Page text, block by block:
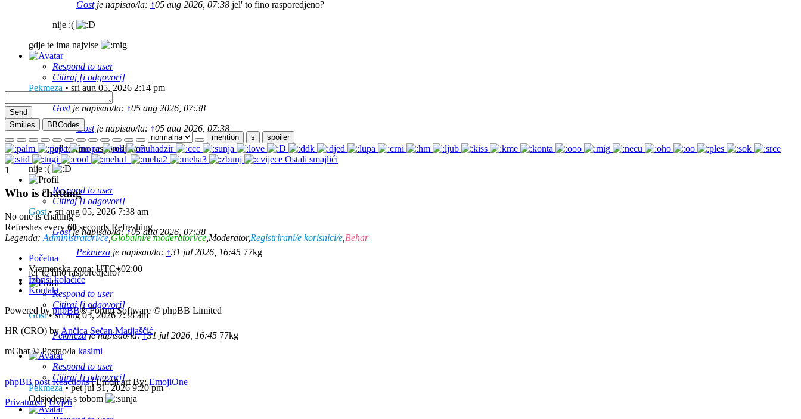
Gostje napisao/la: ↑05 aug 2026, 07:38 jel' to fino rasporedjeno?
nije :(
gdje te ima najvise
Respond to user
Citiraj [i odgovori]
Pekmeza • sri aug 05, 2026 2:14 pm
Gostje napisao/la: ↑05 aug 2026, 07:38
Gostje napisao/la: ↑05 aug 2026, 07:38
jel' to fino rasporedjeno?
nije :(
Respond to user
Citiraj [i odgovori]
Gost• sri aug 05, 2026 7:38 am
Gostje napisao/la:↑05 aug 2026, 07:38
Pekmeza je napisao/la: ↑31 jul 2026, 16:45 77kg
jel' to fino rasporedjeno?
Respond to user
Citiraj [i odgovori]
Gost•sri aug 05, 2026 7:38 am
Pekmezaje napisao/la:↑31 jul 2026, 16:45 77kg
Respond to user
Citiraj [i odgovori]
Pekmeza•pet jul 31, 2026 9:20 pm
Odsjedenja s tobom
Send
Smilies
BBCodes
mention
s spoiler
Ostali smajlići
1
Who is chatting
No one is chatting
Refreshes every 60 seconds Refreshing…
Legenda: Administratori/ce,Globalni/e moderatori/ce Moderator,Registrirani/e korisnici/e Behar
Početna
Vremenska zona:UTC+02:00
Izbriši kolačiće
Kontakt
Powered by phpBB® Forum Software © phpBB Limited
HR (CRO) by Ančica Sečan Matijaščić
mChat © Postao/la kasimi
phpBB post Reactions| Emoji art By: EmojiOne
Privatnost |Uvjeti